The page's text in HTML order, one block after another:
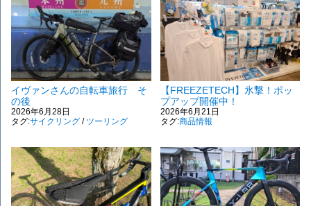
イヴァンさんの自転車旅行 そ
の後
2026年6月28日
タグ:サイクリング/ ツーリング
【FREEZETECH】氷撃！ポッ
プアップ開催中！
2026年6月21日
タグ:商品情報